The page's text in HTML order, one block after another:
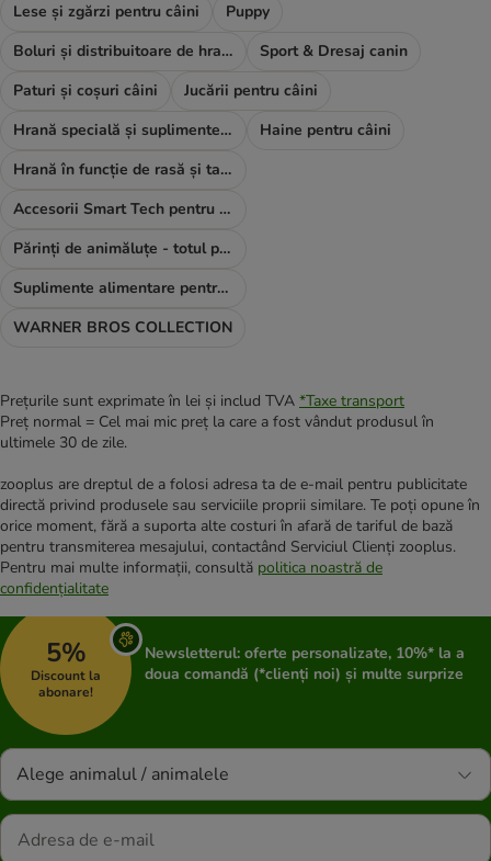
Lese și zgărzi pentru câini
Puppy
Boluri și distribuitoare de hrană și apă
Sport & Dresaj canin
Paturi și coșuri câini
Jucării pentru câini
Hrană specială și suplimente alimentare
Haine pentru câini
Hrană în funcție de rasă și talie
Accesorii Smart Tech pentru câini
Părinți de animăluțe - totul pentru TINE
Suplimente alimentare pentru câini
WARNER BROS COLLECTION
Prețurile sunt exprimate în lei și includ TVA *Taxe transport
Preț normal = Cel mai mic preț la care a fost vândut produsul în
ultimele 30 de zile.
zooplus are dreptul de a folosi adresa ta de e-mail pentru publicitate
directă privind produsele sau serviciile proprii similare. Te poți opune în
orice moment, fără a suporta alte costuri în afară de tariful de bază
pentru transmiterea mesajului, contactând Serviciul Clienți zooplus.
Pentru mai multe informații, consultă politica noastră de
confidențialitate
5%
Discount la
abonare!
Newsletterul: oferte personalizate, 10%* la a
doua comandă (*clienți noi) și multe surprize
Alege animalul / animalele